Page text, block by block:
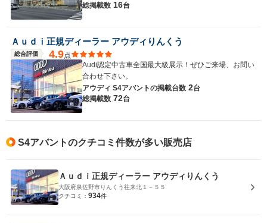
総掲載数 16台
Ａｕｄｉ正規ディーラー アウディりんくう
総合評価 4.9点
Audi認定中古車全国最大級展示！ぜひご来場、お問い
合わせ下さい。
アウディ S4アバントの掲載台数 2台
総掲載数 72台
S4アバントのクチコミ件数が多い販売店
Ａｕｄｉ正規ディーラー アウディりんくう
大阪府泉佐野市りんくう往来北１－５５
クチコミ： 934件